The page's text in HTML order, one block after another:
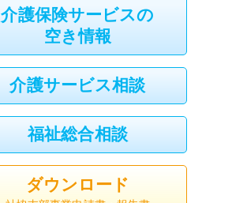
介護保険サービスの
空き情報
介護サービス相談
福祉総合相談
ダウンロード